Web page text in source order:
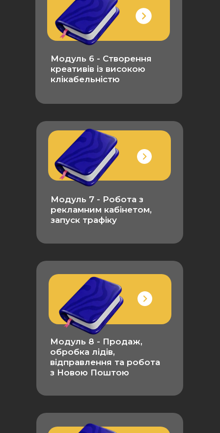
Модуль 6 - Створення
креативів із високою
клікабельністю
Модуль 7 - Робота з
рекламним кабінетом,
запуск трафіку
Модуль 8 - Продаж,
обробка лідів,
відправлення та робота
з Новою Поштою